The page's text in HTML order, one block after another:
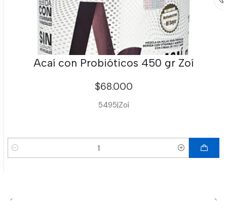
Acaí con Probióticos 450 gr Zoí
$68.000
5495|Zoí
Cantidad